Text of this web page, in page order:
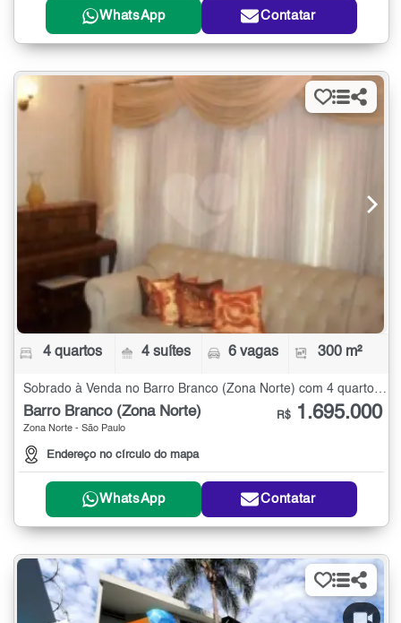
WhatsApp Contatar
4 quartos 4 suítes 6 vagas 300 m²
Barro Branco (Zona Norte)
Zona Norte - São Paulo
Endereço no círculo do mapa
R$ 1.695.000
WhatsApp Contatar